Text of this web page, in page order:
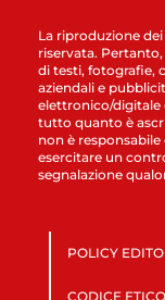
La riproduzione
riservata. Pertanto,
di testi, fotografie,
aziendali e
elettronico/digitale
tutto quanto è
non è
esercitare un
segnalazione
POLICY
CODICE